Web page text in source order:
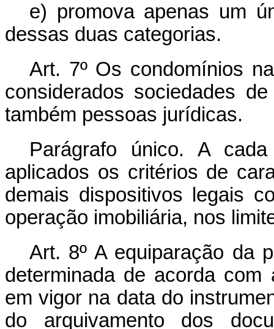
e) promova apenas um
dessas duas categorias.
Art. 7º Os condomínios
considerados sociedades
também pessoas jurídicas.
Parágrafo único. A
aplicados os critérios de
demais dispositivos legais
operação imobiliária, nos
Art. 8º A equiparação da
determinada de acorda
em vigor na data do
do arquivamento dos